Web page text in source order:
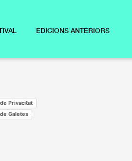
EDICIONS ANTERIORS
Privacitat
Galetes